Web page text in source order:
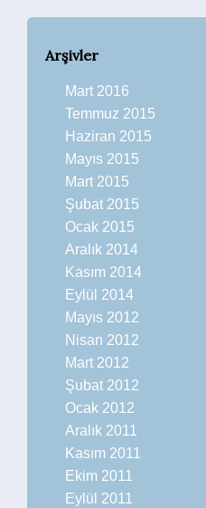
Arşivler
Mart 2016
Temmuz 2015
Haziran 2015
Mayıs 2015
Mart 2015
Şubat 2015
Ocak 2015
Aralık 2014
Kasım 2014
Eylül 2014
Mayıs 2012
Nisan 2012
Mart 2012
Şubat 2012
Ocak 2012
Aralık 2011
Kasım 2011
Ekim 2011
Eylül 2011